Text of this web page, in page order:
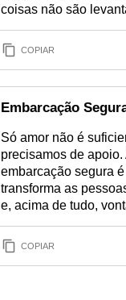
coisas não são
COPIAR
Embarcação
Só amor não é
precisamos de
embarcação segura
transforma as
e, acima de tudo,
COPIAR